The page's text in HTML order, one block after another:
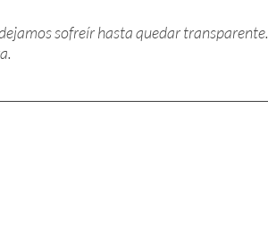
sofreír hasta quedar transparente.